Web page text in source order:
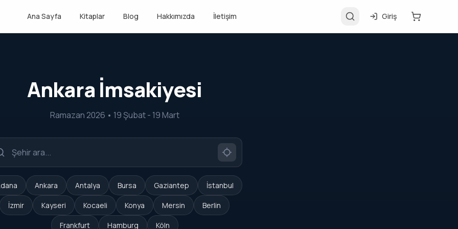
Ana Sayfa Kitaplar Blog Hakkımızda İletişim Giriş
Ankara İmsakiyesi
Ramazan 2026 • 19 Şubat - 19 Mart
Ankara Antalya Bursa Gaziantep İstanbul
İzmir Kayseri Kocaeli Konya Mersin Berlin
Frankfurt Hamburg Köln